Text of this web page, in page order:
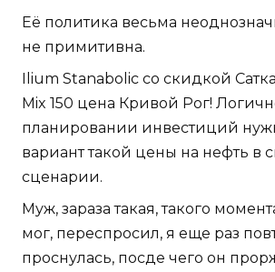
Её политика весьма
не примитивна.
Ilium Stanabolic со скидкой
Mix 150 цена Кривой Рог!
планировании инвестиций
вариант такой цены на нефть в
сценарии.
Муж, зараза такая, такого
мог, переспросил, я еще раз
проснулась, посде чего он